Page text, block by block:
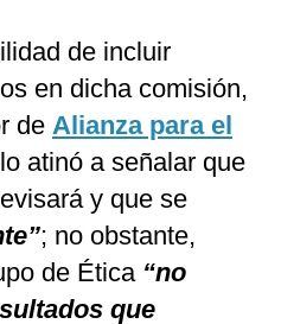
de incluir
en dicha comisión,
de Alianza para el
atinó a señalar que
y que se
; no obstante,
de Ética “no
que